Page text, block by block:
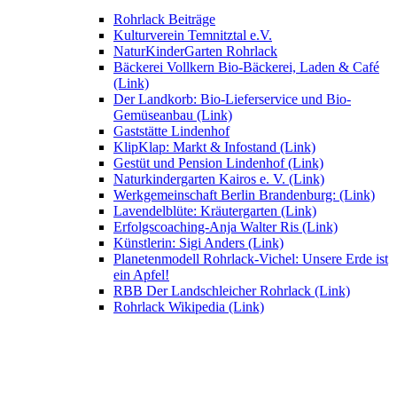
Rohrlack Beiträge
Kulturverein Temnitztal e.V.
NaturKinderGarten Rohrlack
Bäckerei Vollkern Bio-Bäckerei, Laden & Café
(Link)
Der Landkorb: Bio-Lieferservice und Bio-
Gemüseanbau (Link)
Gaststätte Lindenhof
KlipKlap: Markt & Infostand (Link)
Gestüt und Pension Lindenhof (Link)
Naturkindergarten Kairos e. V. (Link)
Werkgemeinschaft Berlin Brandenburg: (Link)
Lavendelblüte: Kräutergarten (Link)
Erfolgscoaching-Anja Walter Ris (Link)
Künstlerin: Sigi Anders (Link)
Planetenmodell Rohrlack-Vichel: Unsere Erde ist
ein Apfel!
RBB Der Landschleicher Rohrlack (Link)
Rohrlack Wikipedia (Link)